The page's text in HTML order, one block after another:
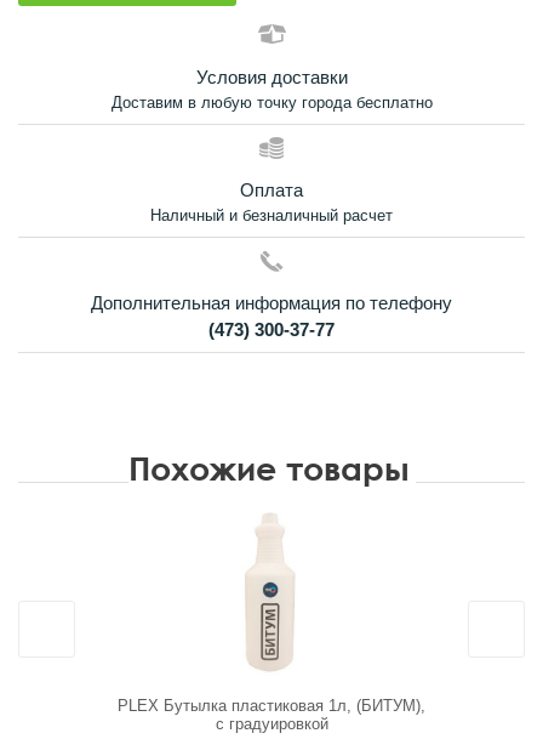
Условия доставки
Доставим в любую точку города бесплатно
Оплата
Наличный и безналичный расчет
Дополнительная информация по телефону
(473) 300-37-77
Похожие товары
PLEX Бутылка пластиковая 1л, (БИТУМ),
с градуировкой